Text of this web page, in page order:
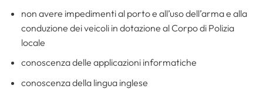
non avere impedimenti al porto e all’uso dell’arma e alla
conduzione dei veicoli in dotazione al Corpo di Polizia
locale
conoscenza delle applicazioni informatiche
conoscenza della lingua inglese